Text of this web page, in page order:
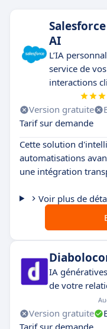
AI
L’IA
service de vos
interactions
Version gratuite
Tarif sur demande
Cette solution
automatisations
une intégration
Voir plus de
IA
de votre
Version gratuite
Tarif sur demande